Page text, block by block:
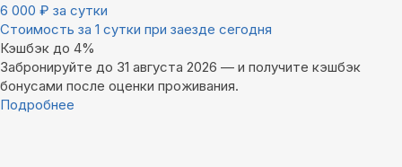
6 000 ₽ за сутки
Стоимость за 1 сутки при заезде сегодня
Кэшбэк до 4%
Забронируйте до 31 августа 2026 — и получите кэшбэк
бонусами после оценки проживания.
Подробнее